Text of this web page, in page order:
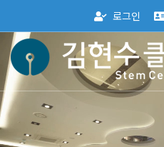
로그인